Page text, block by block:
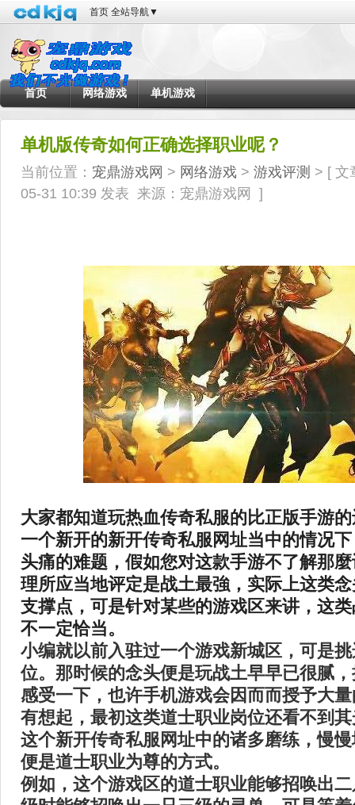
首页 全站导航▼
首页 网络游戏 单机游戏
单机版传奇如何正确选择职业呢？
当前位置： 宠鼎游戏网 > 网络游戏 > 游戏评测 > [ 文
05-31 10:39 发表 来源：宠鼎游戏网 ]
大家都知道玩热血传奇私服的比正版手游
一个新开的新开传奇私服网址当中的情况
头痛的难题，假如您对这款手游不了解那
理所应当地评定是战土最強，实际上这类
支撑点，可是针对某些的游戏区来讲，这
不一定恰当。
小编就以前入驻过一个游戏新城区，可是
位。那时候的念头便是玩战土早早已很腻
感受一下，也许手机游戏会因而而授予大
有想起，最初这类道士职业岗位还看不到
这个新开传奇私服网址中的诸多磨练，慢
便是道士职业为尊的方式。
例如，这个游戏区的道士职业能够招唤出